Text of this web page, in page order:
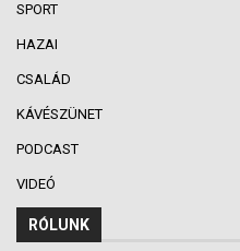
SPORT
HAZAI
CSALÁD
KÁVÉSZÜNET
PODCAST
VIDEÓ
RÓLUNK